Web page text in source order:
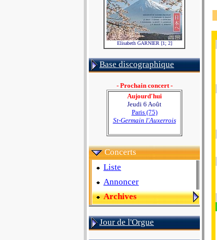
Elisabeth GARNIER [1; 2]
Base discographique
- Prochain concert -
Aujourd'hui
Jeudi 6 Août
Paris (75)
St-Germain l'Auxerrois
Concerts
Liste
Annoncer
Archives
Jour de l'Orgue